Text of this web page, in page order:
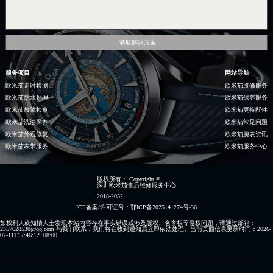
获取解决方案
服务项目
欧米茄走时检测
欧米茄防水处理
欧米茄故障检查
欧米茄洗油保养
欧米茄外观修复
欧米茄表带服务
网站导航
欧米茄维修服务
欧米茄保养服务
欧米茄更换配件
欧米茄常见问题
欧米茄腕表资讯
欧米茄服务中心
版权所有：
Copyright ©
深圳欧米茄售后维修服务中心
2018-2032
ICP备案/许可证号：鄂ICP备2025141274号-36
如权利人或知情人士发现本站内容存在事实错误或涉及版权、名誉权等侵权问题，请通过邮箱：
2557628530@qq.com 与我们联系，我们将在收到通知后立即依法处理。当前页面信息更新时间：2026-
07-11T17:46:12+08:00